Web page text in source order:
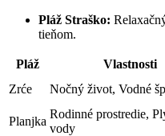
Pláž Straško:
tieňom.
Pláž Vlastnosti
Zrće
Nočný život, Vodné
Planjka
Rodinné prostredie,
vody